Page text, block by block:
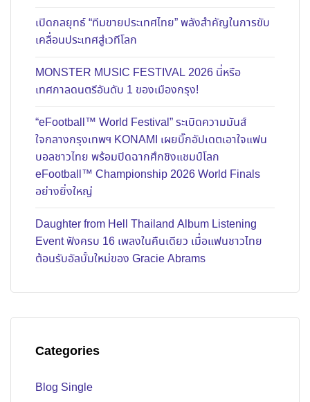
เปิดกลยุทธ์ “ทีมขายประเทศไทย” พลังสำคัญในการขับ
เคลื่อนประเทศสู่เวทีโลก
MONSTER MUSIC FESTIVAL 2026 นี่หรือ
เทศกาลดนตรีอันดับ 1 ของเมืองกรุง!
“eFootball™ World Festival” ระเบิดความมันส์
ใจกลางกรุงเทพฯ KONAMI เผยบิ๊กอัปเดตเอาใจแฟน
บอลชาวไทย พร้อมปิดฉากศึกชิงแชมป์โลก
eFootball™ Championship 2026 World Finals
อย่างยิ่งใหญ่
Daughter from Hell Thailand Album Listening
Event ฟังครบ 16 เพลงในคืนเดียว เมื่อแฟนชาวไทย
ต้อนรับอัลบั้มใหม่ของ Gracie Abrams
Categories
Blog Single